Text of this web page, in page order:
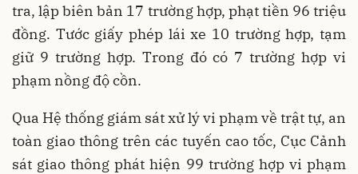
tra, lập biên bản 17 trường hợp, phạt tiền 96 triệu
đồng. Tước giấy phép lái xe 10 trường hợp, tạm
giữ 9 trường hợp. Trong đó có 7 trường hợp vi
phạm nồng độ cồn.
Qua Hệ thống giám sát xử lý vi phạm về trật tự, an
toàn giao thông trên các tuyến cao tốc, Cục Cảnh
sát giao thông phát hiện 99 trường hợp vi phạm